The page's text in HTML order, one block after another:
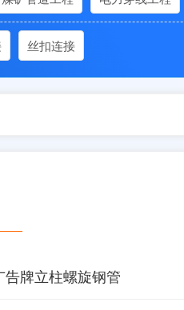
丝扣连接
告牌立柱螺旋钢管